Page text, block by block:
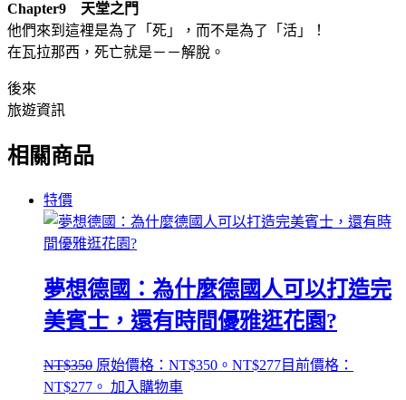
Chapter9 天堂之門
他們來到這裡是為了「死」，而不是為了「活」！
在瓦拉那西，死亡就是－－解脫。
後來
旅遊資訊
相關商品
特價
夢想德國：為什麼德國人可以打造完
美賓士，還有時間優雅逛花園?
NT$350 原始價格：NT$350。 NT$277目前價格：
NT$277。 加入購物車